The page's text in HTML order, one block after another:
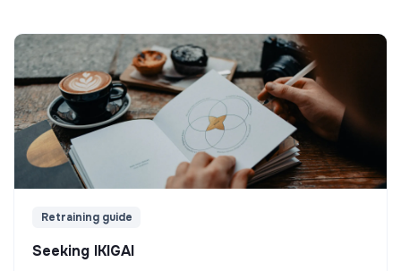
Retraining guide
Seeking IKIGAI